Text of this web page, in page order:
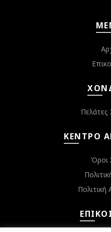
Πελάτες
ΚΈΝΤΡΟ
Όροι